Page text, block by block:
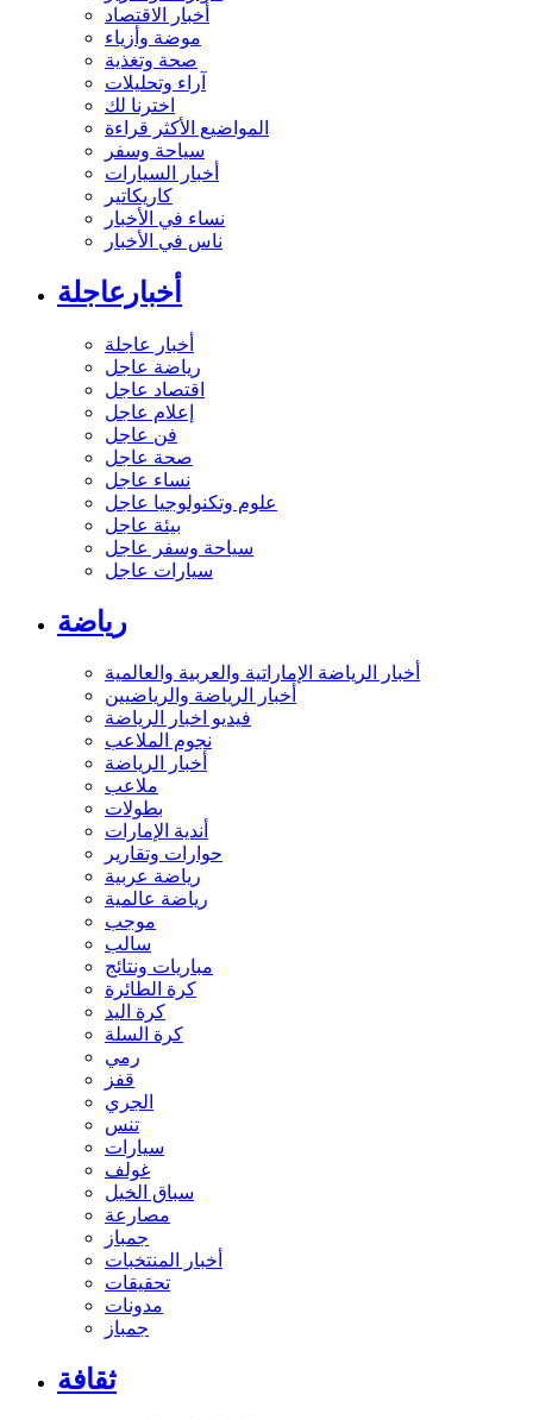
أخبار الاقتصاد
موضة وأزياء
صحة وتغذية
آراء وتحليلات
اخترنا لك
المواضيع الأكثر قراءة
سياحة وسفر
أخبار السيارات
كاريكاتير
نساء في الأخبار
ناس في الأخبار
أخبارعاجلة
أخبار عاجلة
رياضة عاجل
اقتصاد عاجل
إعلام عاجل
فن عاجل
صحة عاجل
نساء عاجل
علوم وتكنولوجيا عاجل
بيئة عاجل
سياحة وسفر عاجل
سيارات عاجل
رياضة
أخبار الرياضة الإماراتية والعربية والعالمية
أخبار الرياضة والرياضيين
فيديو اخبار الرياضة
نجوم الملاعب
أخبار الرياضة
ملاعب
بطولات
أندية الإمارات
حوارات وتقارير
رياضة عربية
رياضة عالمية
موجب
سالب
مباريات ونتائج
كرة الطائرة
كرة اليد
كرة السلة
رمي
قفز
الجري
تنس
سيارات
غولف
سباق الخيل
مصارعة
جمباز
أخبار المنتخبات
تحقيقات
مدونات
جمباز
ثقافة